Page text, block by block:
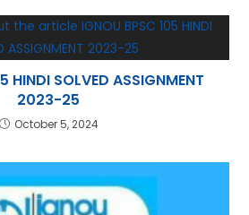
HINDI SOLVED ASSIGNMENT
2023-25
October 5, 2024